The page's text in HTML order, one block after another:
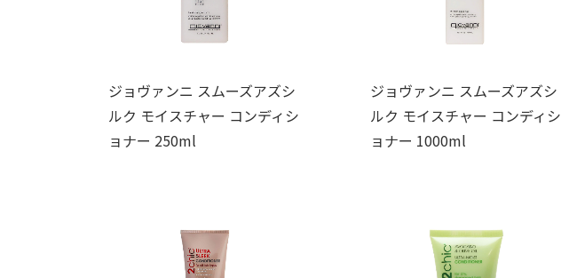
ジョヴァンニ スムーズアズシ
ルク モイスチャー コンディシ
ョナー 250ml
ジョヴァンニ スムーズアズシ
ルク モイスチャー コンディシ
ョナー 1000ml